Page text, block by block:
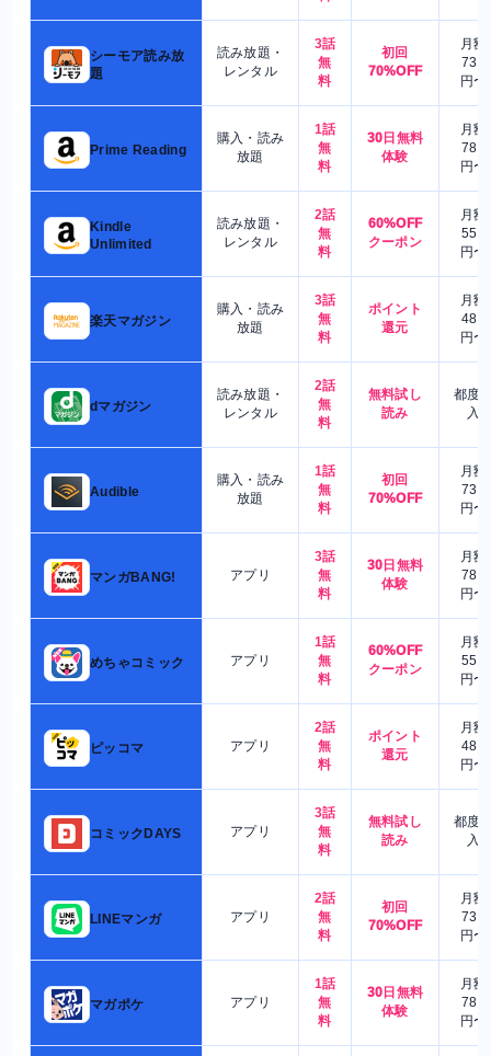
シーモア読み放
題
読み放題・
レンタル
3話
無
料
初回
70%OFF
月額
730
円〜
Prime Reading
購入・読み
放題
1話
無
料
30日無料
体験
月額
780
円〜
Kindle
Unlimited
読み放題・
レンタル
2話
無
料
60%OFF
クーポン
月額
550
円〜
楽天マガジン
購入・読み
放題
3話
無
料
ポイント
還元
月額
480
円〜
dマガジン
読み放題・
レンタル
2話
無
料
無料試し
読み
都度
入
Audible
購入・読み
放題
1話
無
料
初回
70%OFF
月額
730
円〜
マンガBANG! アプリ
3話
無
料
30日無料
体験
月額
780
円〜
めちゃコミック アプリ
1話
無
料
60%OFF
クーポン
月額
550
円〜
ピッコマ アプリ
2話
無
料
ポイント
還元
月額
480
円〜
コミックDAYS アプリ
3話
無
料
無料試し
読み
都度
入
LINEマンガ アプリ
2話
無
料
初回
70%OFF
月額
730
円〜
マガポケ アプリ
1話
無
料
30日無料
体験
月額
780
円〜